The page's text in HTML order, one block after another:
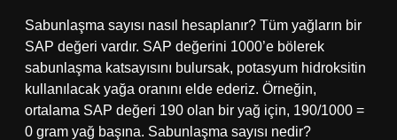
Sabunlaşma sayısı nasıl hesaplanır? Tüm yağların bir
SAP değeri vardır. SAP değerini 1000’e bölerek
sabunlaşma katsayısını bulursak, potasyum hidroksitin
kullanılacak yağa oranını elde ederiz. Örneğin,
ortalama SAP değeri 190 olan bir yağ için, 190/1000 =
0 gram yağ başına. Sabunlaşma sayısı nedir?